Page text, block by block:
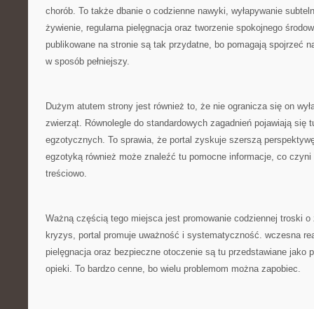
chorób. To także dbanie o codzienne nawyki, wyłapywanie
żywienie, regularna pielęgnacja oraz tworzenie spokojnego
publikowane na stronie są tak przydatne, bo pomagają spojrzeć
w sposób pełniejszy.
Dużym atutem strony jest również to, że nie ogranicza się on
zwierząt. Równolegle do standardowych zagadnień pojawiają się
egzotycznych. To sprawia, że portal zyskuje szerszą
egzotyką również może znaleźć tu pomocne informacje, co
treściowo.
Ważną częścią tego miejsca jest promowanie codziennej troski
kryzys, portal promuje uważność i systematyczność. wczesna
pielęgnacja oraz bezpieczne otoczenie są tu przedstawiane jako
opieki. To bardzo cenne, bo wielu problemom można zapobiec.